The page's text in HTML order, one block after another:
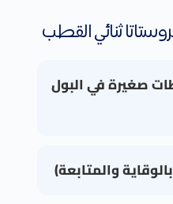
ثنائي القطب
صغيرة في البول
والمتابعة)